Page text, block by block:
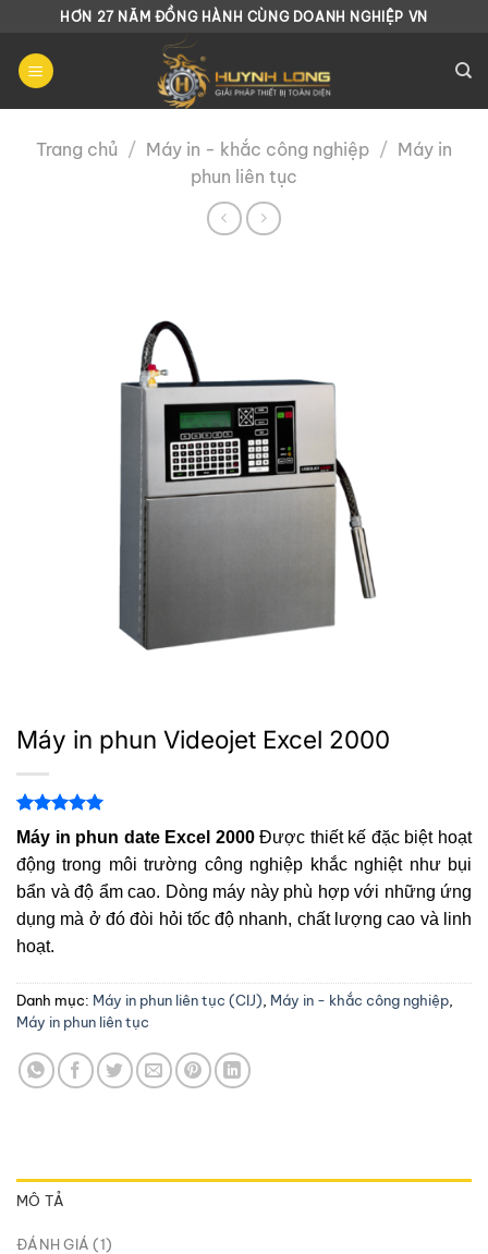
Chuyển
nội
dung
HƠN 27 NĂM ĐỒNG HÀNH CÙNG DOANH NGHIỆP VN
Trang chủ / Máy in - khắc công nghiệp / Máy in
phun liên tục
Máy in phun Videojet Excel 2000
5.00
trên 5
dựa trên
1
đánh giá
Máy in phun date Excel 2000Được thiết kế đặc biệt hoạt
động trong môi trường công nghiệp khắc nghiệt như bụi
bẩn và độ ẩm cao. Dòng máy này phù hợp với những ứng
dụng mà ở đó đòi hỏi tốc độ nhanh, chất lượng cao và linh
hoạt.
Danh mục: Máy in phun liên tục (CIJ) Máy in - khắc công nghiệp
Máy in phun liên tục
MÔ TẢ
ĐÁNH GIÁ (1)